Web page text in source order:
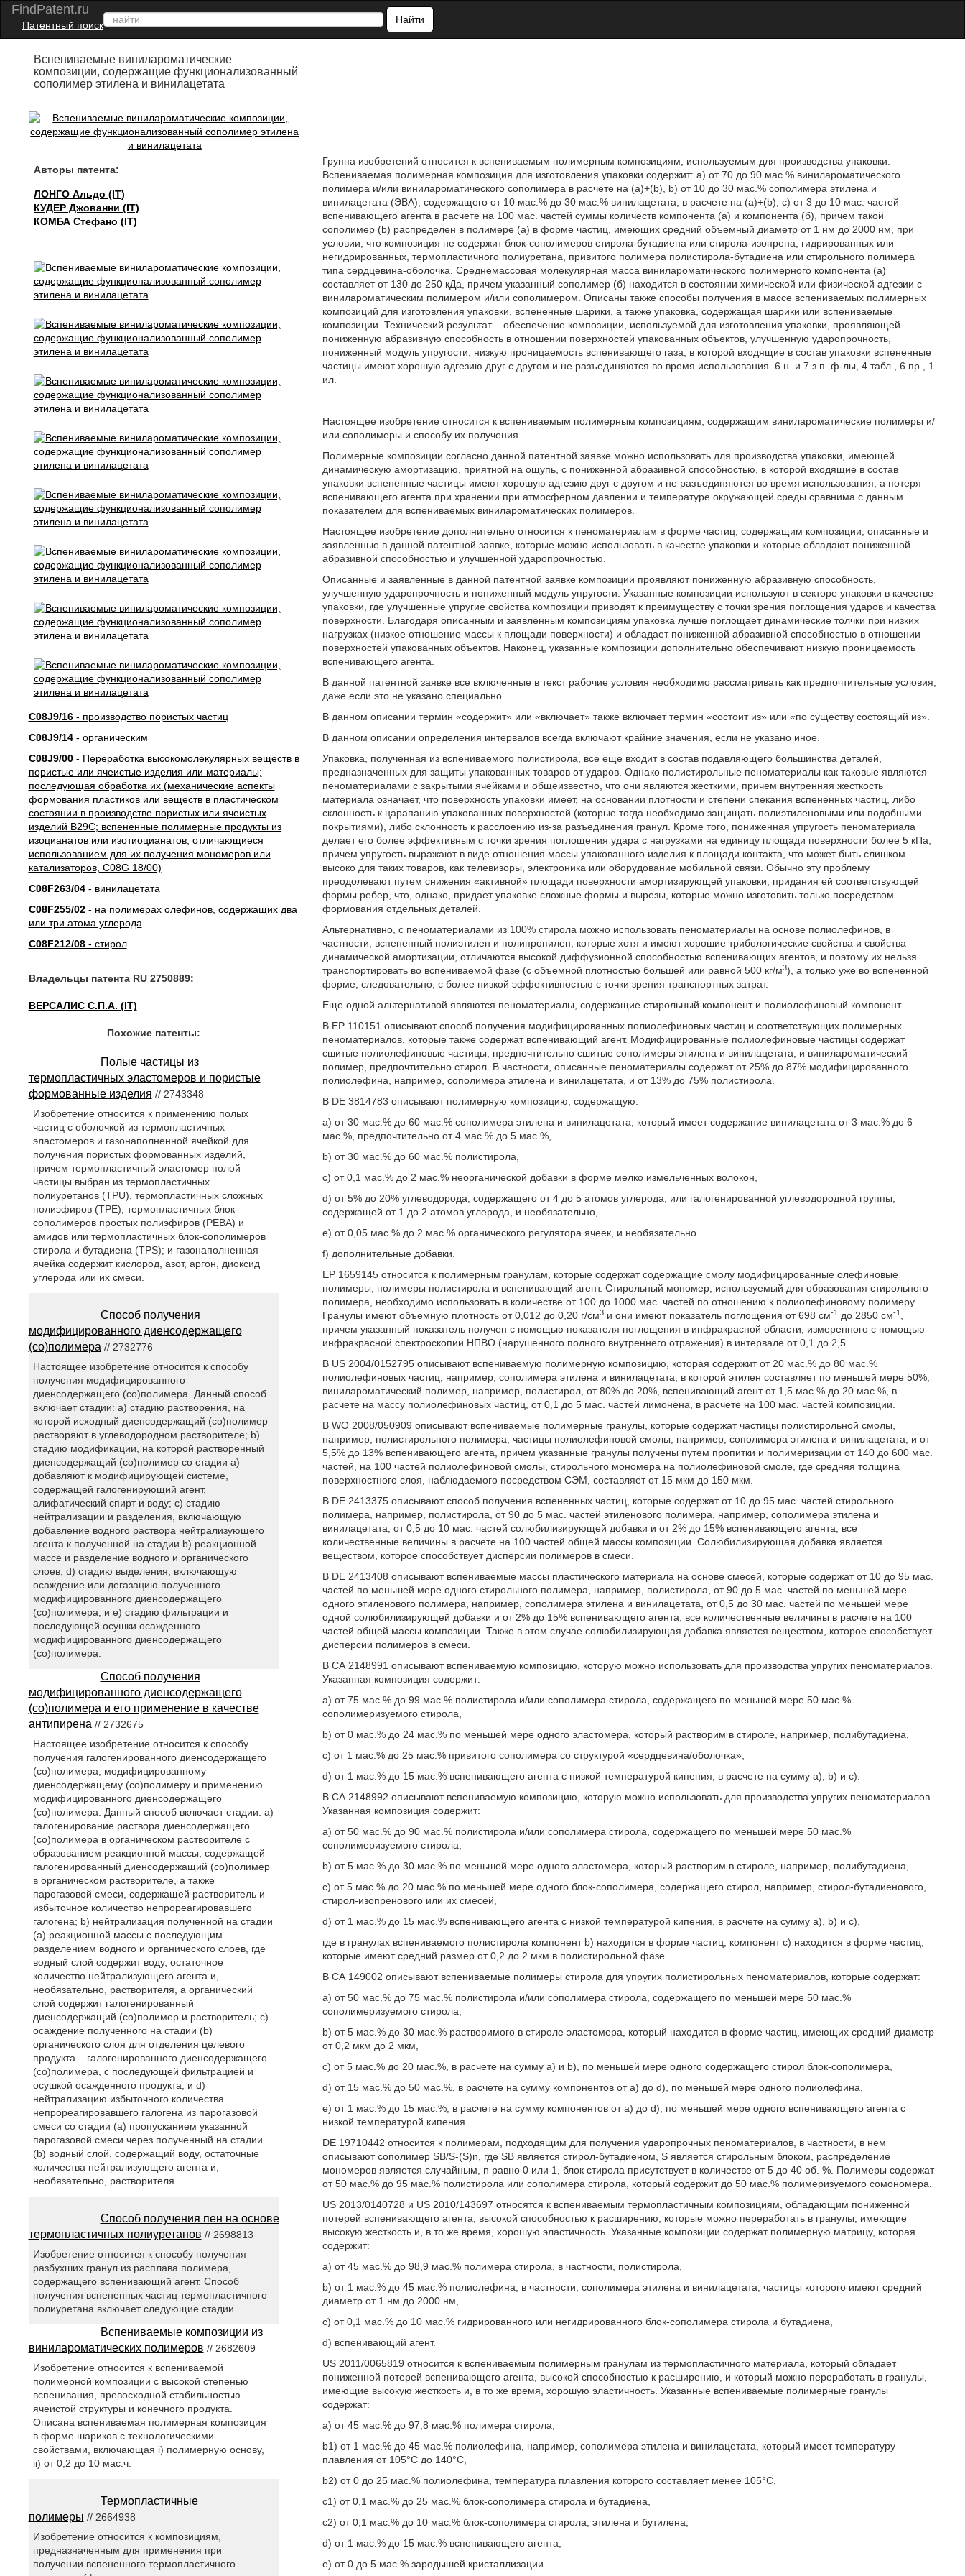
FindPatent.ru
Патентный поиск
Найти
Вспениваемые винилароматические
композиции, содержащие функционализованный
сополимер этилена и винилацетата
Авторы патента:
ЛОНГО Альдо (IT)
КУДЕР Джованни (IT)
КОМБА Стефано (IT)
C08J9/16- производство пористых частиц
C08J9/14- органическим
C08J9/00- Переработка высокомолекулярных веществ в
пористые или ячеистые изделия или материалы;
последующая обработка их (механические аспекты
формования пластиков или веществ в пластическом
состоянии в производстве пористых или ячеистых
изделий B29C; вспененные полимерные продукты из
изоцианатов или изотиоцианатов, отличающиеся
использованием для их получения мономеров или
катализаторов, C08G 18/00)
C08F263/04- винилацетата
C08F255/02- на полимерах олефинов, содержащих два
или три атома углерода
C08F212/08- стирол
Владельцы патента RU 2750889:
ВЕРСАЛИС С.П.А. (IT)
Группа изобретений относится к вспениваемым полимерным композициям, используемым для производства упаковки.
Вспениваемая полимерная композиция для изготовления упаковки содержит: а) от 70 до 90 мас.% винилароматического
полимера и/или винилароматического сополимера в расчете на (а)+(b), b) от 10 до 30 мас.% сополимера этилена и
винилацетата (ЭВА), содержащего от 10 мас.% до 30 мас.% винилацетата, в расчете на (а)+(b), с) от 3 до 10 мас. частей
вспенивающего агента в расчете на 100 мас. частей суммы количеств компонента (а) и компонента (б), причем такой
сополимер (b) распределен в полимере (а) в форме частиц, имеющих средний объемный диаметр от 1 нм до 2000 нм, при
условии, что композиция не содержит блок-сополимеров стирола-бутадиена или стирола-изопрена, гидрированных или
негидрированных, термопластичного полиуретана, привитого полимера полистирола-бутадиена или стирольного полимера
типа сердцевина-оболочка. Среднемассовая молекулярная масса винилароматического полимерного компонента (а)
составляет от 130 до 250 кДа, причем указанный сополимер (б) находится в состоянии химической или физической адгезии с
винилароматическим полимером и/или сополимером. Описаны также способы получения в массе вспениваемых полимерных
композиций для изготовления упаковки, вспененные шарики, а также упаковка, содержащая шарики или вспениваемые
композиции. Технический результат – обеспечение композиции, используемой для изготовления упаковки, проявляющей
пониженную абразивную способность в отношении поверхностей упакованных объектов, улучшенную ударопрочность,
пониженный модуль упругости, низкую проницаемость вспенивающего газа, в которой входящие в состав упаковки вспененные
частицы имеют хорошую адгезию друг с другом и не разъединяются во время использования. 6 н. и 7 з.п. ф-лы, 4 табл., 6 пр., 1
ил.
Настоящее изобретение относится к вспениваемым полимерным композициям, содержащим винилароматические полимеры и/
или сополимеры и способу их получения.
Полимерные композиции согласно данной патентной заявке можно использовать для производства упаковки, имеющей
динамическую амортизацию, приятной на ощупь, с пониженной абразивной способностью, в которой входящие в состав
упаковки вспененные частицы имеют хорошую адгезию друг с другом и не разъединяются во время использования, а потеря
вспенивающего агента при хранении при атмосферном давлении и температуре окружающей среды сравнима с данным
показателем для вспениваемых винилароматических полимеров.
Настоящее изобретение дополнительно относится к пеноматериалам в форме частиц, содержащим композиции, описанные и
заявленные в данной патентной заявке, которые можно использовать в качестве упаковки и которые обладают пониженной
абразивной способностью и улучшенной ударопрочностью.
Описанные и заявленные в данной патентной заявке композиции проявляют пониженную абразивную способность,
улучшенную ударопрочность и пониженный модуль упругости. Указанные композиции используют в секторе упаковки в качестве
упаковки, где улучшенные упругие свойства композиции приводят к преимуществу с точки зрения поглощения ударов и качества
поверхности. Благодаря описанным и заявленным композициям упаковка лучше поглощает динамические толчки при низких
нагрузках (низкое отношение массы к площади поверхности) и обладает пониженной абразивной способностью в отношении
поверхностей упакованных объектов. Наконец, указанные композиции дополнительно обеспечивают низкую проницаемость
вспенивающего агента.
В данной патентной заявке все включенные в текст рабочие условия необходимо рассматривать как предпочтительные условия,
даже если это не указано специально.
В данном описании термин «содержит» или «включает» также включает термин «состоит из» или «по существу состоящий из».
В данном описании определения интервалов всегда включают крайние значения, если не указано иное.
Упаковка, полученная из вспениваемого полистирола, все еще входит в состав подавляющего большинства деталей,
предназначенных для защиты упакованных товаров от ударов. Однако полистирольные пеноматериалы как таковые являются
пеноматериалами с закрытыми ячейками и общеизвестно, что они являются жесткими, причем внутренняя жесткость
материала означает, что поверхность упаковки имеет, на основании плотности и степени спекания вспененных частиц, либо
склонность к царапанию упакованных поверхностей (которые тогда необходимо защищать полиэтиленовыми или подобными
покрытиями), либо склонность к расслоению из-за разъединения гранул. Кроме того, пониженная упругость пеноматериала
делает его более эффективным с точки зрения поглощения удара с нагрузками на единицу площади поверхности более 5 кПа,
причем упругость выражают в виде отношения массы упакованного изделия к площади контакта, что может быть слишком
высоко для таких товаров, как телевизоры, электроника или оборудование мобильной связи. Обычно эту проблему
преодолевают путем снижения «активной» площади поверхности амортизирующей упаковки, придания ей соответствующей
формы ребер, что, однако, придает упаковке сложные формы и вырезы, которые можно изготовить только посредством
формования отдельных деталей.
Альтернативно, с пеноматериалами из 100% стирола можно использовать пеноматериалы на основе полиолефинов, в
частности, вспененный полиэтилен и полипропилен, которые хотя и имеют хорошие трибологические свойства и свойства
динамической амортизации, отличаются высокой диффузионной способностью вспенивающих агентов, и поэтому их нельзя
транспортировать во вспениваемой фазе (с объемной плотностью большей или равной 500 кг/м3), а только уже во вспененной
форме, следовательно, с более низкой эффективностью с точки зрения транспортных затрат.
Еще одной альтернативой являются пеноматериалы, содержащие стирольный компонент и полиолефиновый компонент.
В ЕР 110151 описывают способ получения модифицированных полиолефиновых частиц и соответствующих полимерных
пеноматериалов, которые также содержат вспенивающий агент. Модифицированные полиолефиновые частицы содержат
сшитые полиолефиновые частицы, предпочтительно сшитые сополимеры этилена и винилацетата, и винилароматический
полимер, предпочтительно стирол. В частности, описанные пеноматериалы содержат от 25% до 87% модифицированного
полиолефина, например, сополимера этилена и винилацетата, и от 13% до 75% полистирола.
В DE 3814783 описывают полимерную композицию, содержащую:
a) от 30 мас.% до 60 мас.% сополимера этилена и винилацетата, который имеет содержание винилацетата от 3 мас.% до 6
мас.%, предпочтительно от 4 мас.% до 5 мас.%,
b) от 30 мас.% до 60 мас.% полистирола,
c) от 0,1 мас.% до 2 мас.% неорганической добавки в форме мелко измельченных волокон,
d) от 5% до 20% углеводорода, содержащего от 4 до 5 атомов углерода, или галогенированной углеводородной группы,
содержащей от 1 до 2 атомов углерода, и необязательно,
e) от 0,05 мас.% до 2 мас.% органического регулятора ячеек, и необязательно
f) дополнительные добавки.
ЕР 1659145 относится к полимерным гранулам, которые содержат содержащие смолу модифицированные олефиновые
полимеры, полимеры полистирола и вспенивающий агент. Стирольный мономер, используемый для образования стирольного
полимера, необходимо использовать в количестве от 100 до 1000 мас. частей по отношению к полиолефиновому полимеру.
Гранулы имеют объемную плотность от 0,012 до 0,20 г/см3 и они имеют показатель поглощения от 698 см-1 до 2850 см-1
причем указанный показатель получен с помощью показателя поглощения в инфракрасной области, измеренного с помощью
инфракрасной спектроскопии НПВО (нарушенного полного внутреннего отражения) в интервале от 0,1 до 2,5.
В US 2004/0152795 описывают вспениваемую полимерную композицию, которая содержит от 20 мас.% до 80 мас.%
полиолефиновых частиц, например, сополимера этилена и винилацетата, в которой этилен составляет по меньшей мере 50%,
винилароматический полимер, например, полистирол, от 80% до 20%, вспенивающий агент от 1,5 мас.% до 20 мас.%, в
расчете на массу полиолефиновых частиц, от 0,1 до 5 мас. частей лимонена, в расчете на 100 мас. частей композиции.
В WO 2008/050909 описывают вспениваемые полимерные гранулы, которые содержат частицы полистирольной смолы,
например, полистирольного полимера, частицы полиолефиновой смолы, например, сополимера этилена и винилацетата, и от
5,5% до 13% вспенивающего агента, причем указанные гранулы получены путем пропитки и полимеризации от 140 до 600 мас.
частей, на 100 частей полиолефиновой смолы, стирольного мономера на полиолефиновой смоле, где средняя толщина
поверхностного слоя, наблюдаемого посредством СЭМ, составляет от 15 мкм до 150 мкм.
В DE 2413375 описывают способ получения вспененных частиц, которые содержат от 10 до 95 мас. частей стирольного
полимера, например, полистирола, от 90 до 5 мас. частей этиленового полимера, например, сополимера этилена и
винилацетата, от 0,5 до 10 мас. частей солюбилизирующей добавки и от 2% до 15% вспенивающего агента, все
количественные величины в расчете на 100 частей общей массы композиции. Солюбилизирующая добавка является
веществом, которое способствует дисперсии полимеров в смеси.
В DE 2413408 описывают вспениваемые массы пластического материала на основе смесей, которые содержат от 10 до 95 мас.
частей по меньшей мере одного стирольного полимера, например, полистирола, от 90 до 5 мас. частей по меньшей мере
одного этиленового полимера, например, сополимера этилена и винилацетата, от 0,5 до 30 мас. частей по меньшей мере
одной солюбилизирующей добавки и от 2% до 15% вспенивающего агента, все количественные величины в расчете на 100
частей общей массы композиции. Также в этом случае солюбилизирующая добавка является веществом, которое способствует
дисперсии полимеров в смеси.
В СА 2148991 описывают вспениваемую композицию, которую можно использовать для производства упругих пеноматериалов.
Указанная композиция содержит:
a) от 75 мас.% до 99 мас.% полистирола и/или сополимера стирола, содержащего по меньшей мере 50 мас.%
сополимеризуемого стирола,
b) от 0 мас.% до 24 мас.% по меньшей мере одного эластомера, который растворим в стироле, например, полибутадиена,
c) от 1 мас.% до 25 мас.% привитого сополимера со структурой «сердцевина/оболочка»,
d) от 1 мас.% до 15 мас.% вспенивающего агента с низкой температурой кипения, в расчете на сумму a), b) и c).
В СА 2148992 описывают вспениваемую композицию, которую можно использовать для производства упругих пеноматериалов.
Указанная композиция содержит:
a) от 50 мас.% до 90 мас.% полистирола и/или сополимера стирола, содержащего по меньшей мере 50 мас.%
сополимеризуемого стирола,
b) от 5 мас.% до 30 мас.% по меньшей мере одного эластомера, который растворим в стироле, например, полибутадиена,
c) от 5 мас.% до 20 мас.% по меньшей мере одного блок-сополимера, содержащего стирол, например, стирол-бутадиенового,
стирол-изопренового или их смесей,
d) от 1 мас.% до 15 мас.% вспенивающего агента с низкой температурой кипения, в расчете на сумму a), b) и c),
где в гранулах вспениваемого полистирола компонент b) находится в форме частиц, компонент с) находится в форме частиц,
которые имеют средний размер от 0,2 до 2 мкм в полистирольной фазе.
В СА 149002 описывают вспениваемые полимеры стирола для упругих полистирольных пеноматериалов, которые содержат:
a) от 50 мас.% до 75 мас.% полистирола и/или сополимера стирола, содержащего по меньшей мере 50 мас.%
сополимеризуемого стирола,
b) от 5 мас.% до 30 мас.% растворимого в стироле эластомера, который находится в форме частиц, имеющих средний диаметр
от 0,2 мкм до 2 мкм,
c) от 5 мас.% до 20 мас.%, в расчете на сумму a) и b), по меньшей мере одного содержащего стирол блок-сополимера,
d) от 15 мас.% до 50 мас.%, в расчете на сумму компонентов от а) до d), по меньшей мере одного полиолефина,
e) от 1 мас.% до 15 мас.%, в расчете на сумму компонентов от а) до d), по меньшей мере одного вспенивающего агента с
низкой температурой кипения.
DE 19710442 относится к полимерам, подходящим для получения ударопрочных пеноматериалов, в частности, в нем
описывают сополимер SB/S-(S)n, где SB является стирол-бутадиеном, S является стирольным блоком, распределение
мономеров является случайным, n равно 0 или 1, блок стирола присутствует в количестве от 5 до 40 об. %. Полимеры содержат
от 50 мас.% до 95 мас.% полистирола или сополимера стирола, который содержит до 50 мас.% полимеризуемого сомономера.
US 2013/0140728 и US 2010/143697 относятся к вспениваемым термопластичным композициям, обладающим пониженной
потерей вспенивающего агента, высокой способностью к расширению, которые можно переработать в гранулы, имеющие
высокую жесткость и, в то же время, хорошую эластичность. Указанные композиции содержат полимерную матрицу, которая
содержит:
a) от 45 мас.% до 98,9 мас.% полимера стирола, в частности, полистирола,
b) от 1 мас.% до 45 мас.% полиолефина, в частности, сополимера этилена и винилацетата, частицы которого имеют средний
диаметр от 1 нм до 2000 нм,
c) от 0,1 мас.% до 10 мас.% гидрированного или негидрированного блок-сополимера стирола и бутадиена,
d) вспенивающий агент.
US 2011/0065819 относится к вспениваемым полимерным гранулам из термопластичного материала, который обладает
пониженной потерей вспенивающего агента, высокой способностью к расширению, и который можно переработать в гранулы,
имеющие высокую жесткость и, в то же время, хорошую эластичность. Указанные вспениваемые полимерные гранулы
содержат:
а) от 45 мас.% до 97,8 мас.% полимера стирола,
b1) от 1 мас.% до 45 мас.% полиолефина, например, сополимера этилена и винилацетата, который имеет температуру
плавления от 105°C до 140°C,
b2) от 0 до 25 мас.% полиолефина, температура плавления которого составляет менее 105°С,
с1) от 0,1 мас.% до 25 мас.% блок-сополимера стирола и бутадиена,
с2) от 0,1 мас.% до 10 мас.% блок-сополимера стирола, этилена и бутилена,
d) от 1 мас.% до 15 мас.% вспенивающего агента,
e) от 0 до 5 мас.% зародышей кристаллизации.
Похожие патенты:
Полые частицы из
термопластичных эластомеров и пористые
формованные изделия // 2743348
Изобретение относится к применению полых
частиц с оболочкой из термопластичных
эластомеров и газонаполненной ячейкой для
получения пористых формованных изделий,
причем термопластичный эластомер полой
частицы выбран из термопластичных
полиуретанов (TPU), термопластичных сложных
полиэфиров (TPE), термопластичных блок-
сополимеров простых полиэфиров (PEBA) и
амидов или термопластичных блок-сополимеров
стирола и бутадиена (TPS); и газонаполненная
ячейка содержит кислород, азот, аргон, диоксид
углерода или их смеси.
Способ получения
модифицированного диенсодержащего
(cо)полимера // 2732776
Настоящее изобретение относится к способу
получения модифицированного
диенсодержащего (со)полимера. Данный способ
включает стадии: a) стадию растворения, на
которой исходный диенсодержащий (со)полимер
растворяют в углеводородном растворителе; b)
стадию модификации, на которой растворенный
диенсодержащий (со)полимер со стадии а)
добавляют к модифицирующей системе,
содержащей галогенирующий агент,
алифатический спирт и воду; c) стадию
нейтрализации и разделения, включающую
добавление водного раствора нейтрализующего
агента к полученной на стадии b) реакционной
массе и разделение водного и органического
слоев; d) стадию выделения, включающую
осаждение или дегазацию полученного
модифицированного диенсодержащего
(со)полимера; и e) стадию фильтрации и
последующей осушки осажденного
модифицированного диенсодержащего
(со)полимера.
Способ получения
модифицированного диенсодержащего
(со)полимера и его применение в качестве
антипирена // 2732675
Настоящее изобретение относится к способу
получения галогенированного диенсодержащего
(со)полимера, модифицированному
диенсодержащему (со)полимеру и применению
модифицированного диенсодержащего
(со)полимера. Данный способ включает стадии: a)
галогенирование раствора диенсодержащего
(со)полимера в органическом растворителе с
образованием реакционной массы, содержащей
галогенированный диенсодержащий (со)полимер
в органическом растворителе, а также
парогазовой смеси, содержащей растворитель и
избыточное количество непрореагировавшего
галогена; b) нейтрализация полученной на стадии
(а) реакционной массы с последующим
разделением водного и органического слоев, где
водный слой содержит воду, остаточное
количество нейтрализующего агента и,
необязательно, растворителя, а органический
слой содержит галогенированный
диенсодержащий (со)полимер и растворитель; с)
осаждение полученного на стадии (b)
органического слоя для отделения целевого
продукта – галогенированного диенсодержащего
(со)полимера, с последующей фильтрацией и
осушкой осажденного продукта; и d)
нейтрализацию избыточного количества
непрореагировавшего галогена из парогазовой
смеси со стадии (а) пропусканием указанной
парогазовой смеси через полученный на стадии
(b) водный слой, содержащий воду, остаточные
количества нейтрализующего агента и,
необязательно, растворителя.
Способ получения пен на основе
термопластичных полиуретанов // 2698813
Изобретение относится к способу получения
разбухших гранул из расплава полимера,
содержащего вспенивающий агент. Способ
получения вспененных частиц термопластичного
полиуретана включает следующие стадии.
Вспениваемые композиции из
винилароматических полимеров // 2682609
Изобретение относится к вспениваемой
полимерной композиции с высокой степенью
вспенивания, превосходной стабильностью
ячеистой структуры и конечного продукта.
Описана вспениваемая полимерная композиция
в форме шариков с технологическими
свойствами, включающая i) полимерную основу,
ii) от 0,2 до 10 мас.ч.
Термопластичные
полимеры // 2664938
Изобретение относится к композициям,
предназначенным для применения при
получении вспененного термопластичного